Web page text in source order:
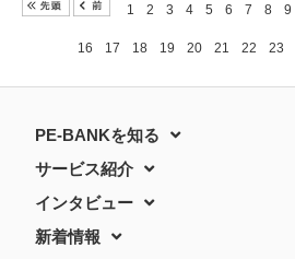
1 2 3 4 5 6 7 8 9
16 17 18 19 20 21 22 23
PE-BANKを知る
サービス紹介
インタビュー
新着情報